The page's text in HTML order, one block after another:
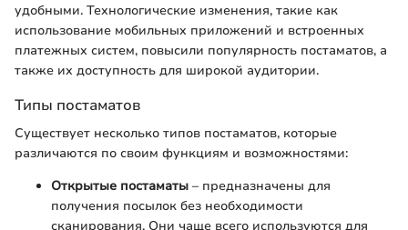
удобными. Технологические изменения, такие как
использование мобильных приложений и встроенных
платежных систем, повысили популярность постаматов, а
также их доступность для широкой аудитории.
Типы постаматов
Существует несколько типов постаматов, которые
различаются по своим функциям и возможностями:
Открытые постаматы – предназначены для
получения посылок без необходимости
сканирования. Они чаще всего используются для